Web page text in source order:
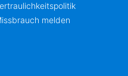
melden